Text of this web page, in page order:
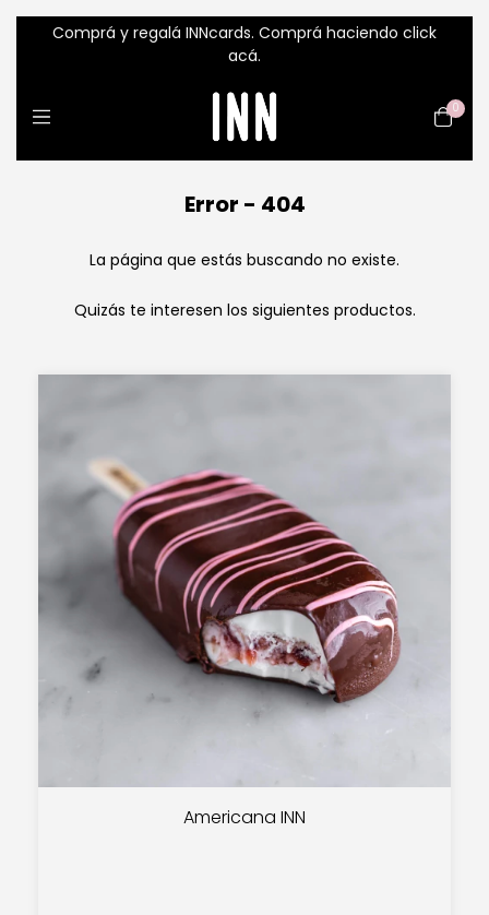
Comprá y regalá INNcards. Comprá haciendo click
acá.
0
Error - 404
La página que estás buscando no existe.
Quizás te interesen los siguientes productos.
Americana INN